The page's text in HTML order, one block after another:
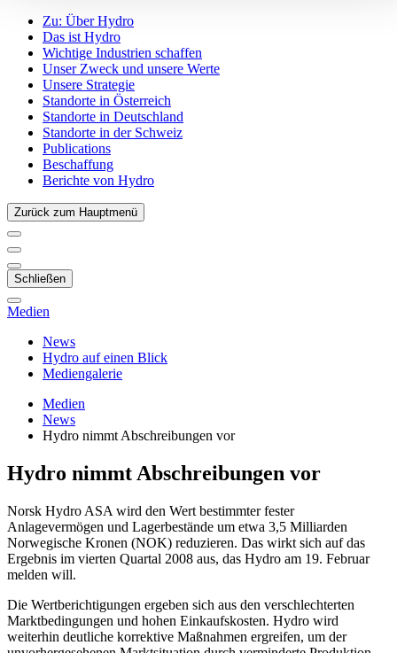
Zu: Über Hydro
Das ist Hydro
Wichtige Industrien schaffen
Unser Zweck und unsere Werte
Unsere Strategie
Standorte in Österreich
Standorte in Deutschland
Standorte in der Schweiz
Publications
Beschaffung
Berichte von Hydro
Zurück zum Hauptmenü
Schließen
Medien
News
Hydro auf einen Blick
Mediengalerie
Medien
News
Hydro nimmt Abschreibungen vor
Hydro nimmt Abschreibungen vor
Norsk Hydro ASA wird den Wert bestimmter fester
Anlagevermögen und Lagerbestände um etwa 3,5 Milliarden
Norwegische Kronen (NOK) reduzieren. Das wirkt sich auf das
Ergebnis im vierten Quartal 2008 aus, das Hydro am 19. Februar
melden will.
Die Wertberichtigungen ergeben sich aus den verschlechterten
Marktbedingungen und hohen Einkaufskosten. Hydro wird
weiterhin deutliche korrektive Maßnahmen ergreifen, um der